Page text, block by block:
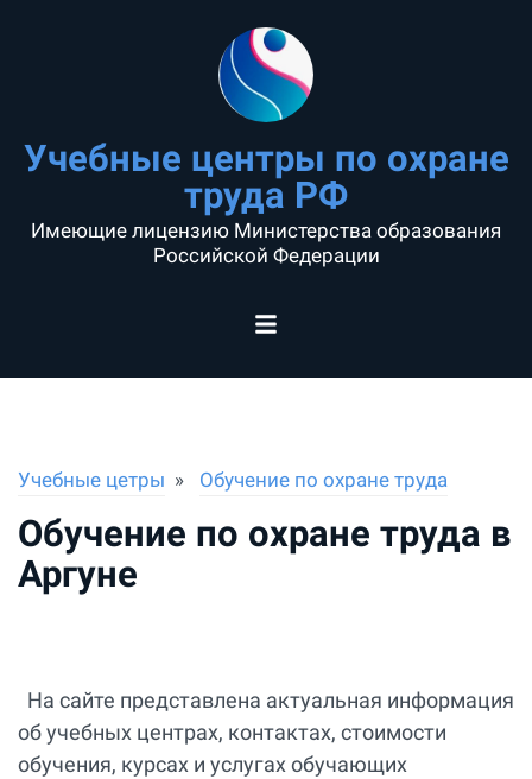
Учебные центры по охране
труда РФ
Имеющие лицензию Министерства образования
Российской Федерации
Учебные цетры Обучение по охране труда
Обучение по охране труда в
Аргуне
На сайте представлена актуальная информация
об учебных центрах, контактах, стоимости
обучения, курсах и услугах обучающих